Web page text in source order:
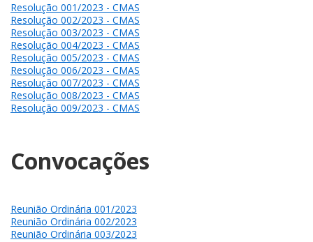
Resolução 001/2023 - CMAS
Resolução 002/2023 - CMAS
Resolução 003/2023 - CMAS
Resolução 004/2023 - CMAS
Resolução 005/2023 - CMAS
Resolução 006/2023 - CMAS
Resolução 007/2023 - CMAS
Resolução 008/2023 - CMAS
Resolução 009/2023 - CMAS
Convocações
Reunião Ordinária 001/2023
Reunião Ordinária 002/2023
Reunião Ordinária 003/2023